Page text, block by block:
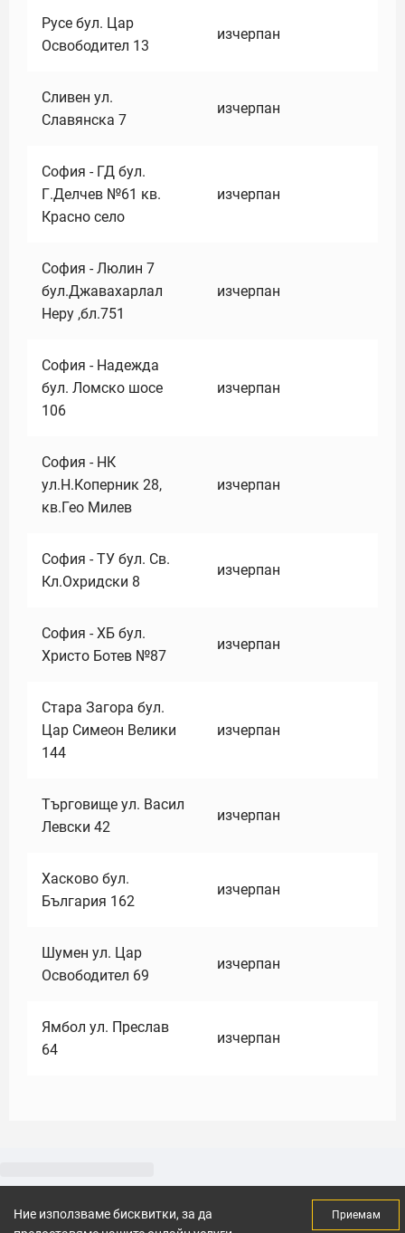
Русе бул. Цар
Освободител 13
изчерпан
Сливен ул.
Славянска 7
изчерпан
София - ГД бул.
Г.Делчев №61 кв.
Красно село
изчерпан
София - Люлин 7
бул.Джавахарлал
Неру ,бл.751
изчерпан
София - Надежда
бул. Ломско шосе
106
изчерпан
София - НК
ул.Н.Коперник 28,
кв.Гео Милев
изчерпан
София - ТУ бул. Св.
Кл.Охридски 8
изчерпан
София - ХБ бул.
Христо Ботев №87
изчерпан
Стара Загора бул.
Цар Симеон Велики
144
изчерпан
Търговище ул. Васил
Левски 42
изчерпан
Хасково бул.
България 162
изчерпан
Шумен ул. Цар
Освободител 69
изчерпан
Ямбол ул. Преслав
64
изчерпан
Ние използваме бисквитки, за да
Приемам